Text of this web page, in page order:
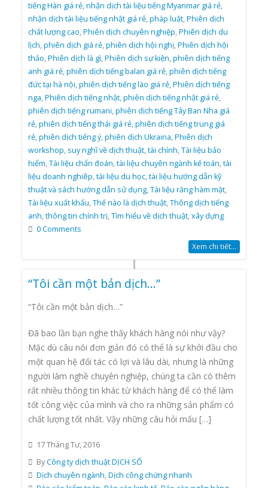
tiếng Hàn giá rẻ,nhận dịch tài liệu tiếng Myanmar giá rẻ,
nhận dịch tài liệu tiếng nhật giá rẻ,pháp luật,Phiên dịch
chất lượng cao,Phiên dịch chuyên nghiệp,Phiên dịch du
lịch,phiên dịch giá rẻ,phiên dịch hội nghị,Phiên dịch hội
thảo,Phiên dịch là gì,Phiên dịch sự kiện,phiên dịch tiếng
anh giá rẻ,phiên dịch tiếng balan giá rẻ,phiên dịch tiếng
đức tại hà nội,phiên dịch tiếng lào giá rẻ,Phiên dịch tiếng
nga,Phiên dịch tiếng nhật,phiên dịch tiếng nhật giá rẻ,
phiên dịch tiếng rumani,phiên dịch tiếng Tây Ban Nha giá
rẻ,phiên dịch tiếng thái giá rẻ,phiên dịch tiếng trung giá
rẻ,phiên dịch tiếng ý,phiên dịch Ukraina,Phiên dịch
workshop, suy nghĩ về dịch thuật,tài chính,Tài liệu bảo
hiểm,Tài liệu chẩn đoán,tài liệu chuyên ngành kế toán,tài
liệu doanh nghiêp,tài liệu du học,tài liệu hướng dẫn kỹ
thuật và sách hướng dẫn sử dụng,Tài liệu răng hàm mặt,
Tài liệu xuất khẩu,Thế nào là dịch thuật,Thông dịch tiếng
anh,thông tin chính trị,Tìm hiểu về dịch thuật,xây dựng
0 Comments
Xem chi tiết...
“Tôi cần một bản dịch…”
“Tôi cần một bản dịch…”
Đã bao lần bạn nghe thấy khách hàng nói như vậy?
Mặc dù câu nói đơn giản đó có thể là sự khởi đầu cho
một quan hệ đối tác có lợi và lâu dài, nhưng là những
người làm nghề chuyên nghiệp, chúng ta cần có thêm
rất nhiều thông tin khác từ khách hàng để có thể làm
tốt công việc của mình và cho ra những sản phẩm có
chất lượng tốt nhất. Vậy những câu hỏi mấu […]
17 Tháng Tư, 2016
ByCông ty dịch thuật DỊCH SỐ
Dịch chuyên ngành,Dịch công chứng nhanh